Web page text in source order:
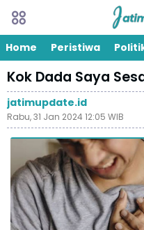
Home Peristiwa
Kok Dada Saya
jatimupdate.id
Rabu, 31 Jan 2024 12:05 WIB